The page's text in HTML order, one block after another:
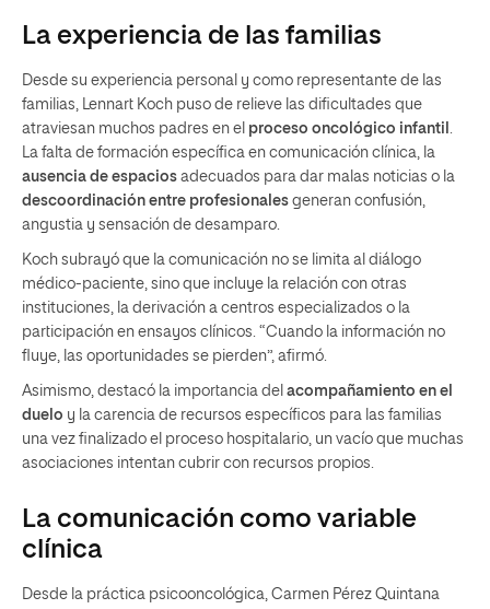
La experiencia de las familias
Desde su experiencia personal y como representante de las
familias, Lennart Koch puso de relieve las dificultades que
atraviesan muchos padres en el proceso oncológico infantil
La falta de formación específica en comunicación clínica, la
ausencia de espacios adecuados para dar malas noticias o la
descoordinación entre profesionales generan confusión,
angustia y sensación de desamparo.
Koch subrayó que la comunicación no se limita al diálogo
médico-paciente, sino que incluye la relación con otras
instituciones, la derivación a centros especializados o la
participación en ensayos clínicos. “Cuando la información no
fluye, las oportunidades se pierden”, afirmó.
Asimismo, destacó la importancia del acompañamiento en el
duelo y la carencia de recursos específicos para las familias
una vez finalizado el proceso hospitalario, un vacío que muchas
asociaciones intentan cubrir con recursos propios.
La comunicación como variable
clínica
Desde la práctica psicooncológica, Carmen Pérez Quintana